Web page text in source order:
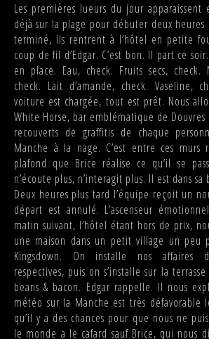
Les premières lueurs du jour
déjà sur la plage pour débuter deux
terminé, ils rentrent à l’hôtel en petite
coup de fil d’Edgar. C’est bon. Il part ce
en place. Eau, check. Fruits secs,
check. Lait d’amande, check. Vaseline,
voiture est chargée, tout est prêt. Nous
White Horse, bar emblématique de Douvres
recouverts de graffitis de chaque
Manche à la nage. C’est entre ces murs
plafond que Brice réalise ce qu’il se
n’écoute plus, n’interagit plus. Il est dans sa
Deux heures plus tard l’équipe reçoit un
départ est annulé. L’ascenseur
matin suivant, l’hôtel étant hors de prix,
une maison dans un petit village un peu
Kingsdown. On installe nos affaires
respectives, puis on s’installe sur la
beans & bacon. Edgar rappelle. Il nous
météo sur la Manche est très défavorable
qu’il y a des chances pour que nous ne
le monde a le cafard sauf Brice, qui nous